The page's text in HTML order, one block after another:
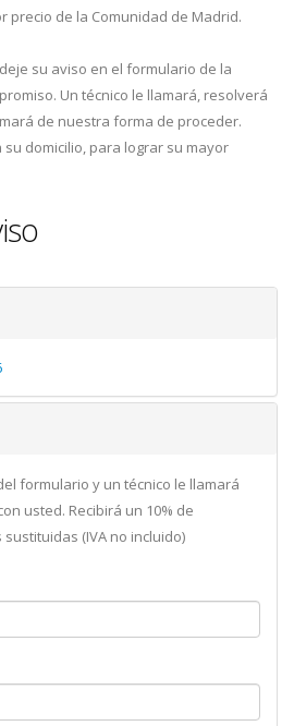
precio de la Comunidad de Madrid.
su aviso en el formulario de la
Un técnico le llamará, resolverá
de nuestra forma de proceder.
domicilio, para lograr su mayor
formulario y un técnico le llamará
usted. Recibirá un 10% de
(IVA no incluido)